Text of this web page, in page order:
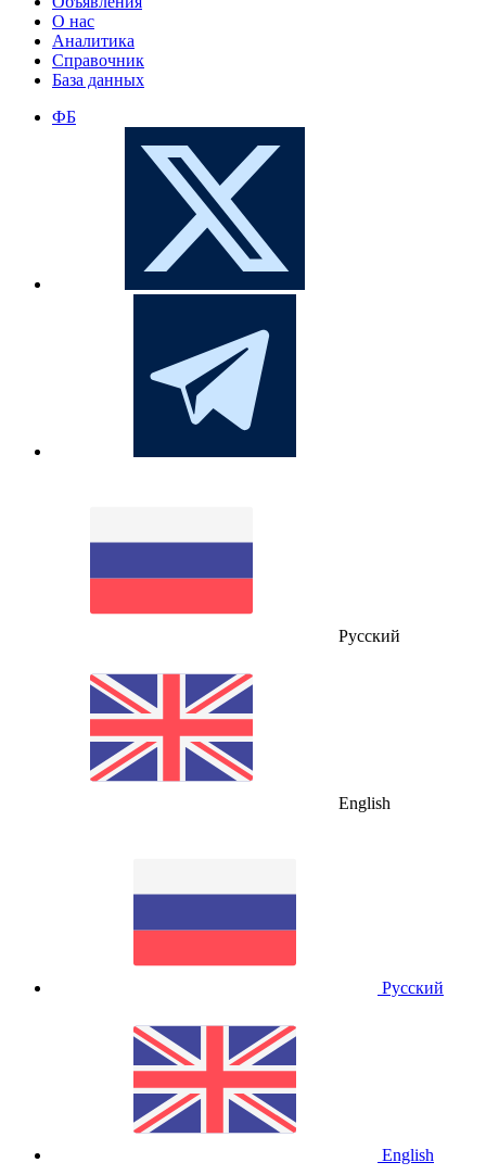
О нас
Аналитика
Справочник
База данных
ФБ
Русский
English
Русский
English